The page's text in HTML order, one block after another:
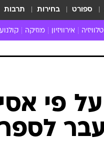
ספורט בחירות תרבות
טלוויזיה
טלוויזיה ישראלית
טלוויזיה מחו"ל
סדרות מומלצות
האח הגדול
אירוויזיון מוזיקה
קורדרוי
קליפים וסינגלים
הופעות חיות
קולנוע
פי